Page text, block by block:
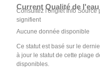
Current Qualité de l'eau
Consultez l'onglet Info Source
signifient
Aucune donnée disponible
Ce statut est basé sur le
à jour le statut de cette plage
disponibles.